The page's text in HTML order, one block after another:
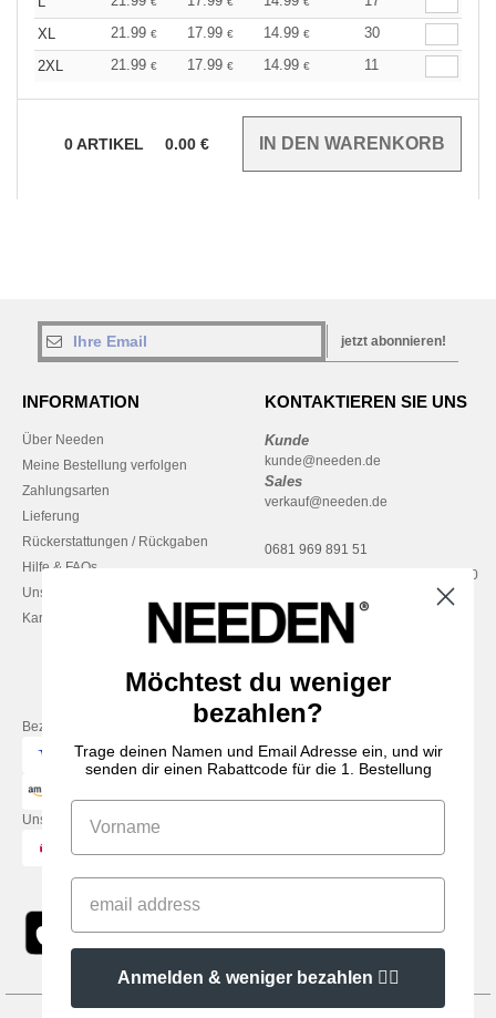
XL
21.99 € 17.99 € 14.99 €
30
2XL
21.99 € 17.99 € 14.99 € 11
0ARTIKEL 0.00 €
jetzt abonnieren!
INFORMATION
Über Needen
Meine Bestellung verfolgen
Zahlungsarten
Lieferung
Rückerstattungen / Rückgaben
Hilfe & FAQs
Unsere Engagements
Karriere
KONTAKTIEREN SIE UNS
Kunde
kunde@needen.de
Sales
verkauf@needen.de
0681 969 891 51
Montag – Donnerstag: 10:00–13:00
Freitag: 10:00–14:00
Bezahlung mit
Unsere Paketzusteller
Möchtest du weniger
bezahlen?
Trage deinen Namen und Email Adresse ein, und wir
senden dir einen Rabattcode für die 1. Bestellung
Anmelden & weniger bezahlen 👍🏼